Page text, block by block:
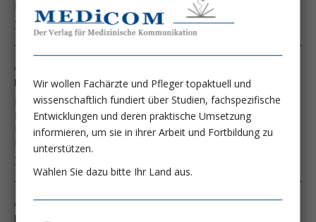
Weiter lesen ...
Ausgabe 4/25
Innovative Erregerdiagnostik bei Sepsis: Hype or Hope?
Dr. Thomas Schmoch
Prof. Dr. Jens H. Westhoff, MHBA
Dr. Mirko Sonntag
Dr. Kai Sohn
Prof. Dr. Thorsten Brenner
Weiter lesen ...
Ausgabe 4/23
From Bench-to-Bedside:
Wir wollen Fachärzte und Pfleger topaktuell und
wissenschaftlich fundiert über Studien, fachspezifische
Entwicklungen und deren praktische Umsetzung
informieren, um sie in ihrer Arbeit und Fortbildung zu
unterstützen.
Wählen Sie dazu bitte Ihr Land aus.